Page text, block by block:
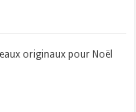
originaux pour Noël